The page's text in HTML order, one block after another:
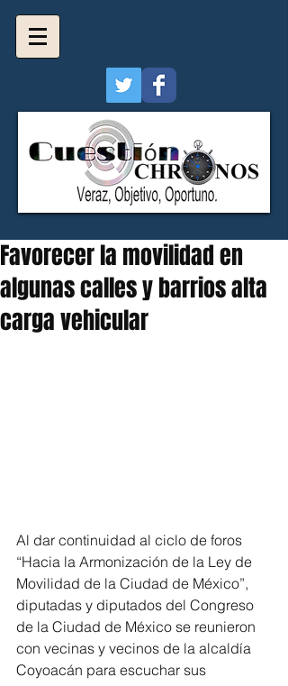
Favorecer la movilidad en
algunas calles y barrios alta
carga vehicular
Al dar continuidad al ciclo de foros
“Hacia la Armonización de la Ley de
Movilidad de la Ciudad de México”,
diputadas y diputados del Congreso
de la Ciudad de México se reunieron
con vecinas y vecinos de la alcaldía
Coyoacán para escuchar sus